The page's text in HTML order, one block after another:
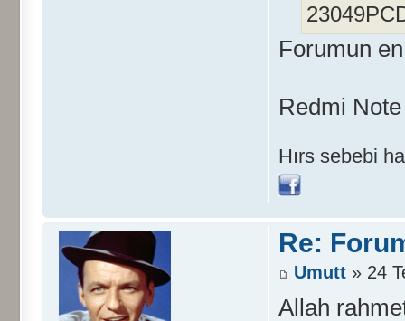
Forumun
Redmi
Hırs sebebi
Re:
Umutt » 24
Allah